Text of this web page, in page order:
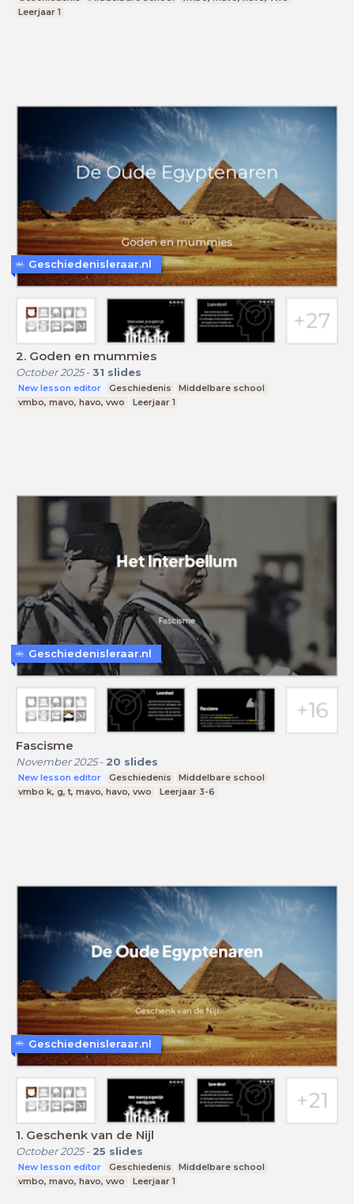
Leerjaar 1
2. Goden en mummies
October 2025- 31 slides
New lesson editor Geschiedenis
Middelbare school
vmbo, mavo, havo, vwo
Leerjaar 1
Geschiedenisleraar.nl
Fascisme
November 2025- 20 slides
New lesson editor Geschiedenis
Middelbare school
vmbo k, g, t, mavo, havo, vwo
Leerjaar 3-6
Geschiedenisleraar.nl
1. Geschenk van de Nijl
October 2025- 25 slides
New lesson editor Geschiedenis
Middelbare school
vmbo, mavo, havo, vwo
Leerjaar 1
Geschiedenisleraar.nl